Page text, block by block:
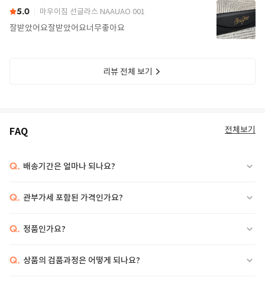
5.0 마우이짐 선글라스 NAAUAO 001
잘받았어요잘받았어요너무좋아요
리뷰 전체 보기
FAQ 전체보기
Q. 배송기간은 얼마나 되나요?
Q. 관부가세 포함된 가격인가요?
Q. 정품인가요?
Q. 상품의 검품과정은 어떻게 되나요?